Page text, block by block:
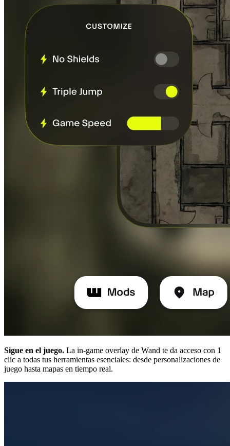
Sigue en el juego. La in-game overlay de Wand te da acceso con 1
clic a todas tus herramientas esenciales: desde personalizaciones de
juego hasta mapas en tiempo real.